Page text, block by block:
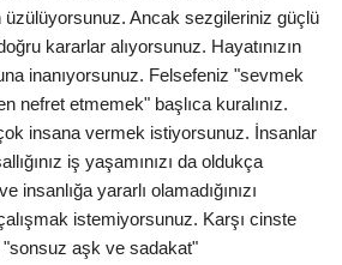
Ancak sezgileriniz güçlü
kararlar alıyorsunuz. Hayatınızın
inanıyorsunuz. Felsefeniz "sevmek
nefret etmemek" başlıca kuralınız.
insana vermek istiyorsunuz. İnsanlar
iş yaşamınızı da oldukça
insanlığa yararlı olamadığınızı
istemiyorsunuz. Karşı cinste
"sonsuz aşk ve sadakat"